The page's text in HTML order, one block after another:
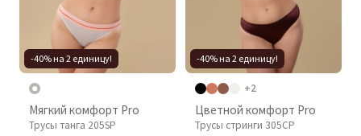
-40% на 2 единицу!
Мягкий комфорт Pro
Трусы танга 205SP
-40% на 2 единицу!
+2
Цветной комфорт Pro
Трусы стринги 305CP